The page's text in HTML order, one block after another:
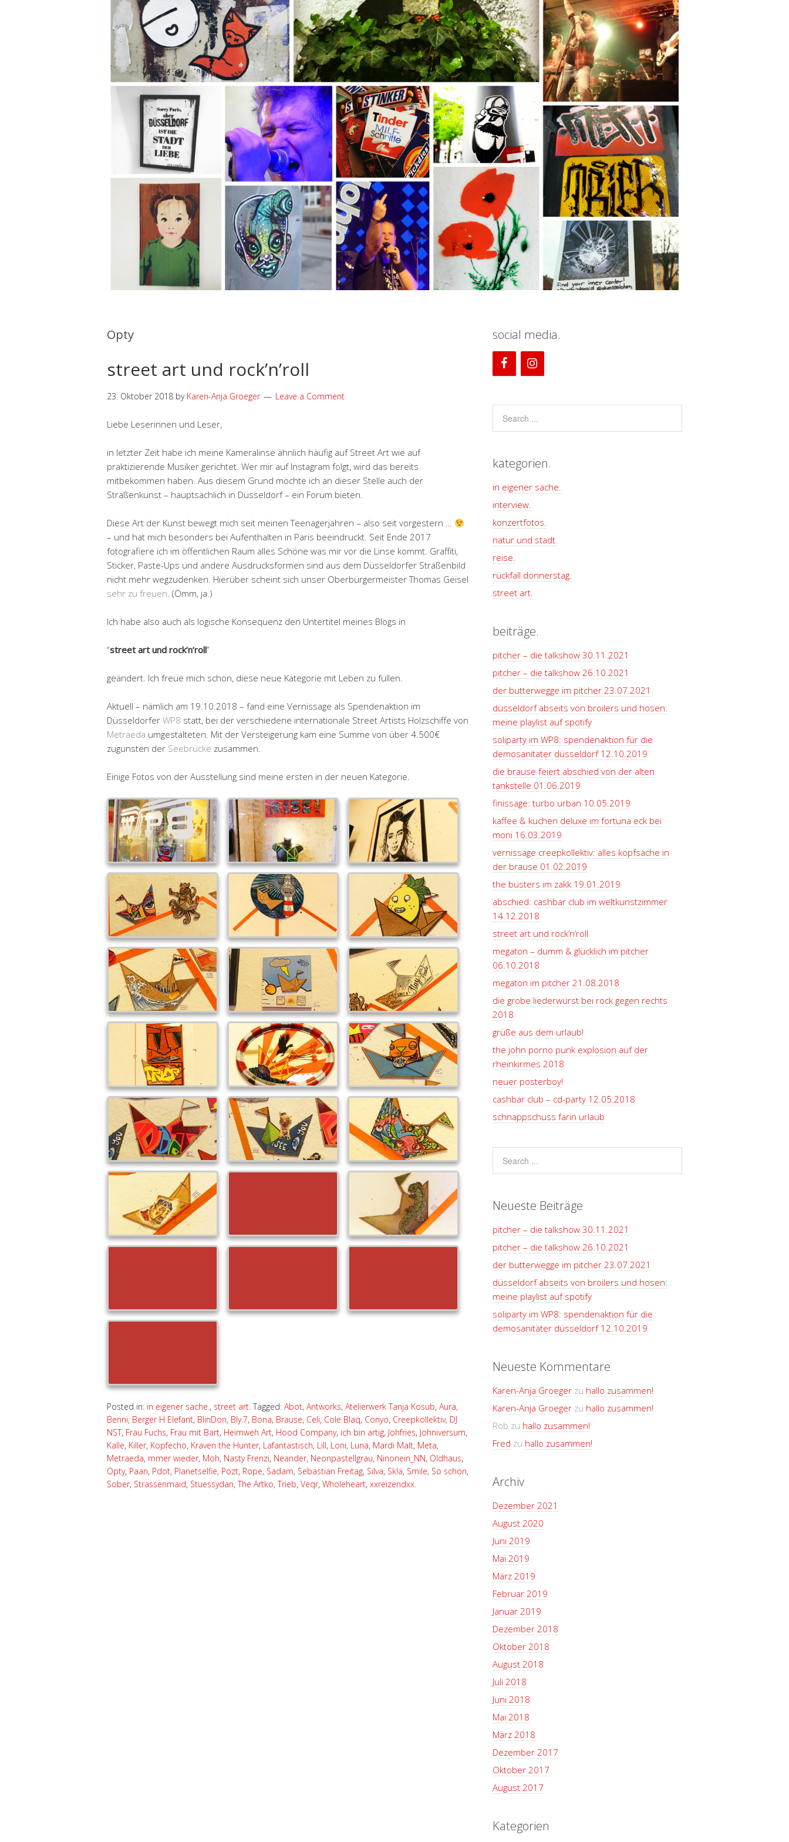
Opty
street art und rock’n’roll
23. Oktober 2018 by Karen-Anja Groeger Leave a Comment
Liebe Leserinnen und Leser,
in letzter Zeit habe ich meine Kameralinse ähnlich häufig auf Street Art wie auf
praktizierende Musiker gerichtet. Wer mir auf Instagram folgt, wird das bereits
mitbekommen haben. Aus diesem Grund möchte ich an dieser Stelle auch der
Straßenkunst – hauptsächlich in Düsseldorf – ein Forum bieten.
Diese Art der Kunst bewegt mich seit meinen Teenagerjahren – also seit vorgestern …
– und hat mich besonders bei Aufenthalten in Paris beeindruckt. Seit Ende 2017
fotografiere ich im öffentlichen Raum alles Schöne was mir vor die Linse kommt. Graffiti,
Sticker, Paste-Ups und andere Ausdrucksformen sind aus dem Düsseldorfer Straßenbild
nicht mehr wegzudenken. Hierüber scheint sich unser Oberbürgermeister Thomas Geisel
sehr zu freuen. (Ömm, ja.)
Ich habe also auch als logische Konsequenz den Untertitel meines Blogs in
“street art und rock’n’roll”
geändert. Ich freue mich schon, diese neue Kategorie mit Leben zu füllen.
Aktuell – nämlich am 19.10.2018 – fand eine Vernissage als Spendenaktion im
Düsseldorfer WP8 statt, bei der verschiedene internationale Street Artists Holzschiffe von
Metraeda umgestalteten. Mit der Versteigerung kam eine Summe von über 4.500€
zugunsten der Seebrücke zusammen.
Einige Fotos von der Ausstellung sind meine ersten in der neuen Kategorie.
Posted in: in eigener sache., street art. Tagged: Abot, Antworks, Atelierwerk Tanja Kosub, Aura,
Benni, Berger H Elefant, BlinDon, Bly.7, Bona, Brause, Celi, Cole Blaq, Conyo, Creepkollektiv, DJ
NST, Frau Fuchs, Frau mit Bart, Heimweh Art, Hood Company, ich bin artig, Johfries, Johniversum,
Kalle, Killer, Kopfecho, Kraven the Hunter, Lafantastisch, Lill, Loni, Luna, Mardi Malt, Meta,
Metraeda, mmer wieder, Moh, Nasty Frenzi, Neander, Neonpastellgrau, Ninonein_NN, Oldhaus,
Opty, Paan, Pdot, Planetselfie, Pozt, Rope, Sadam, Sebastian Freitag, Silva, Sk!a, Smile, So schön,
Sober, Strassenmaid, Stuessydan,The Artko,Trieb, Veqr, Wholeheart, xxreizendxx.
social media.
kategorien.
in eigener sache.
interview.
konzertfotos.
natur und stadt.
reise.
rückfall donnerstag.
street art.
beiträge.
pitcher – die talkshow 30.11.2021
pitcher – die talkshow 26.10.2021
der butterwegge im pitcher 23.07.2021
düsseldorf abseits von broilers und hosen:
meine playlist auf spotify
soliparty im WP8: spendenaktion für die
demosanitäter düsseldorf 12.10.2019
die brause feiert abschied von der alten
tankstelle 01.06.2019
finissage: turbo urban 10.05.2019
kaffee & kuchen deluxe im fortuna eck bei
moni 16.03.2019
vernissage creepkollektiv: alles kopfsache in
der brause 01.02.2019
the busters im zakk 19.01.2019
abschied: cashbar club im weltkunstzimmer
14.12.2018
street art und rock’n’roll
megaton – dumm & glücklich im pitcher
06.10.2018
megaton im pitcher 21.08.2018
die grobe liederwurst bei rock gegen rechts
2018
grüße aus dem urlaub!
the john porno punk explosion auf der
rheinkirmes 2018
neuer posterboy!
cashbar club – cd-party 12.05.2018
schnappschuss farin urlaub
Neueste Beiträge
pitcher – die talkshow 30.11.2021
pitcher – die talkshow 26.10.2021
der butterwegge im pitcher 23.07.2021
düsseldorf abseits von broilers und hosen:
meine playlist auf spotify
soliparty im WP8: spendenaktion für die
demosanitäter düsseldorf 12.10.2019
Neueste Kommentare
Karen-Anja Groegerzu hallo zusammen!
Karen-Anja Groegerzu hallo zusammen!
Rob zu hallo zusammen!
Fred zu hallo zusammen!
Archiv
Dezember 2021
August 2020
Juni 2019
Mai 2019
März 2019
Februar 2019
Januar 2019
Dezember 2018
Oktober 2018
August 2018
Juli 2018
Juni 2018
Mai 2018
März 2018
Dezember 2017
Oktober 2017
August 2017
Kategorien